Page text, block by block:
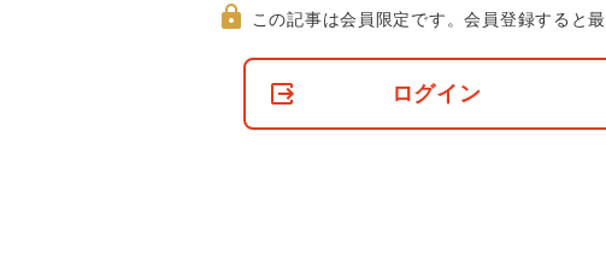
この記事は会員限定です。会員登録すると
ログイン